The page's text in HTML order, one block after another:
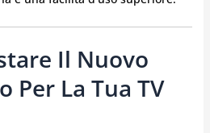
Il Nuovo
Per La Tua TV